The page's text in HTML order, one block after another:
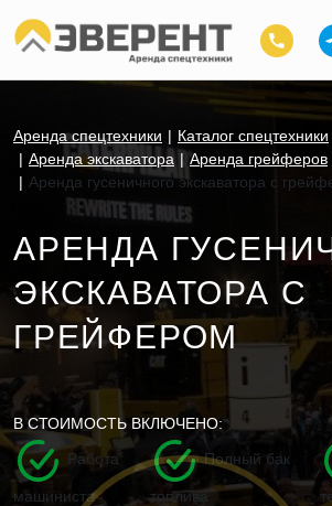
Аренда спецтехники
Каталог спецтехники
Аренда экскаватора
Аренда грейферов
Аренда гусеничного экскаватора с
АРЕНДА
ЭКСКАВАТОРА С
ГРЕЙФЕРОМ
В СТОИМОСТЬ ВКЛЮЧЕНО:
Работа
машиниста
Полный бак
топлива